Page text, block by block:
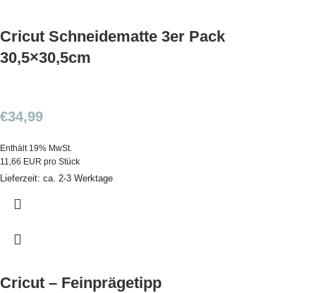
Cricut Schneidematte 3er Pack
30,5×30,5cm
€34,99
Enthält 19% MwSt.
11,66 EUR pro Stück
Lieferzeit: ca. 2-3 Werktage
Cricut – Feinprägetipp